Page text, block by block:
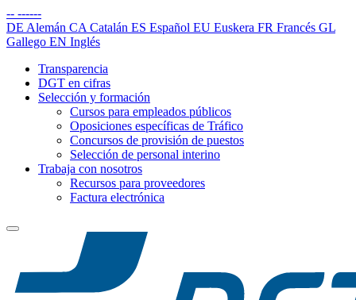
-- ------
DE Alemán CA Catalán ES Español EU Euskera FR Francés GL
Gallego EN Inglés
Transparencia
DGT en cifras
Selección y formación
Cursos para empleados públicos
Oposiciones específicas de Tráfico
Concursos de provisión de puestos
Selección de personal interino
Trabaja con nosotros
Recursos para proveedores
Factura electrónica